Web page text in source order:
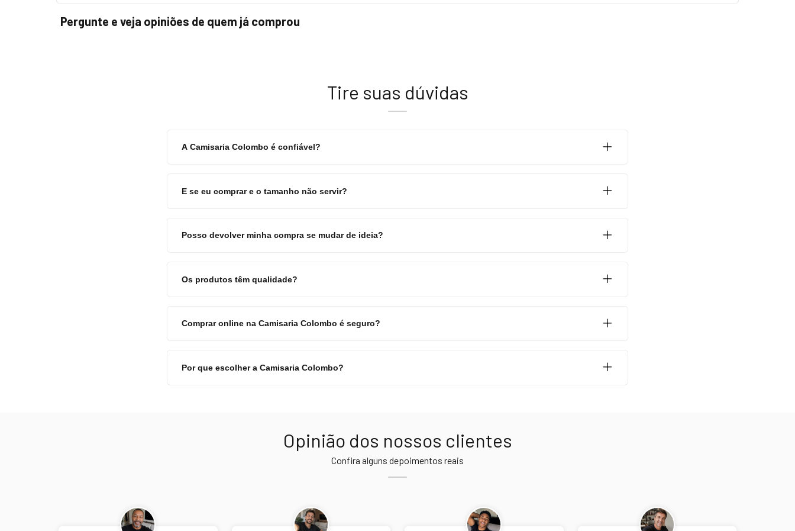
Pergunte e veja opiniões de quem já comprou
Tire suas dúvidas
A Camisaria Colombo é confiável?
E se eu comprar e o tamanho não servir?
Posso devolver minha compra se mudar de ideia?
Os produtos têm qualidade?
Comprar online na Camisaria Colombo é seguro?
Por que escolher a Camisaria Colombo?
Opinião dos nossos clientes
Confira alguns depoimentos reais